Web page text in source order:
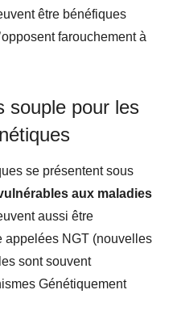
être bénéfiques
farouchement à
souple pour les
se présentent sous
aux maladies
aussi être
appelées NGT (nouvelles
sont souvent
Génétiquement